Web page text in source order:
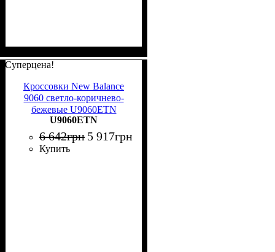
Суперцена!
Кроссовки New Balance
9060 светло-коричнево-
бежевые U9060ETN
U9060ETN
6 642грн 5 917грн
Купить